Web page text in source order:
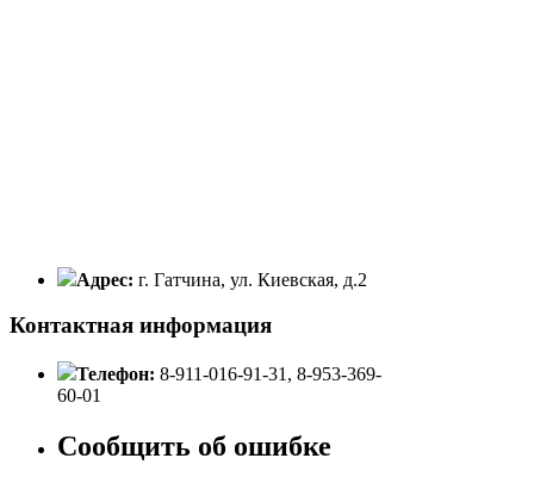
Адрес: г. Гатчина, ул. Киевская, д.2
Контактная информация
Телефон: 8-911-016-91-31, 8-953-369-
60-01
Сообщить об ошибке